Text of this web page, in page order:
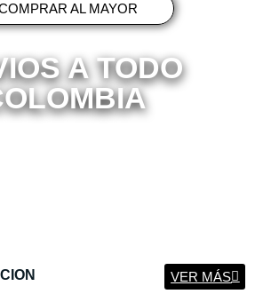
AL MAYOR
A TODO
VER MÁS